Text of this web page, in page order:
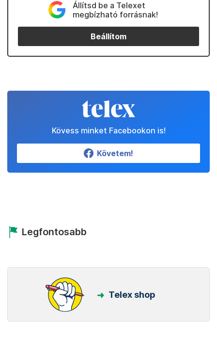
Állítsd be a Telexet
megbízható forrásnak!
Beállítom
Kövess minket Facebookon is!
Követem!
Legfontosabb
Telex shop